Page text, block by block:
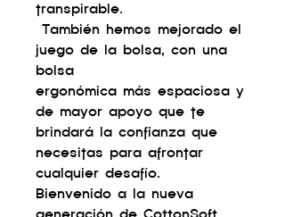
transpirable.
También hemos mejorado el
juego de la bolsa, con una
bolsa
ergonómica más espaciosa y
de mayor apoyo que te
brindará la confianza que
necesitas para afrontar
cualquier desafío.
Bienvenido a la nueva